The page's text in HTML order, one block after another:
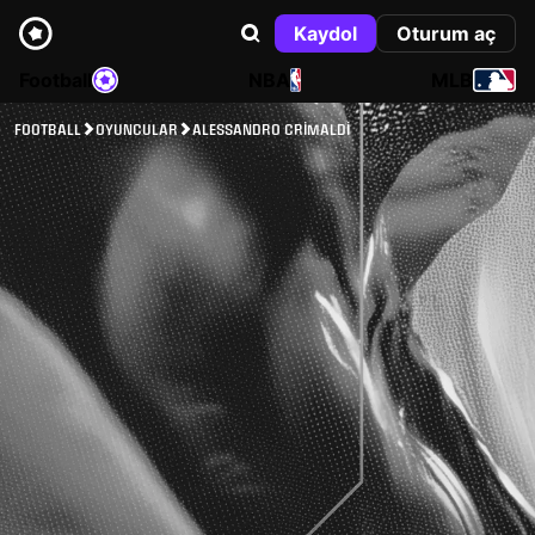
Kaydol
Oturum aç
NBA
FOOTBALL OYUNCULAR ALESSANDRO CRIMALDI